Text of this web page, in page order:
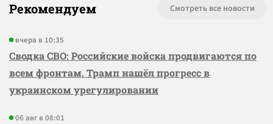
Рекомендуем Смотреть все новости
вчера в 10:35
Сводка СВО: Российские войска продвигаются по
всем фронтам, Трамп нашёл прогресс в
украинском урегулировании
06 авг в 08:01